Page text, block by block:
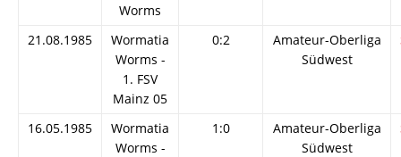
Worms
21.08.1985
Wormatia
Worms -
1. FSV
Mainz 05
0:2
Amateur-Oberliga
Südwest
16.05.1985
Wormatia
Worms -
1:0
Amateur-Oberliga
Südwest